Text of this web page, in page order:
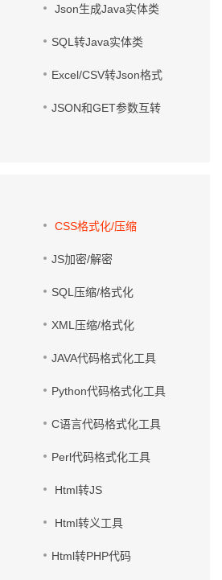
Json生成Java实体类
SQL转Java实体类
Excel/CSV转Json格式
JSON和GET参数互转
CSS格式化/压缩
JS加密/解密
SQL压缩/格式化
XML压缩/格式化
JAVA代码格式化工具
Python代码格式化工具
C语言代码格式化工具
Perl代码格式化工具
Html转JS
Html转义工具
Html转PHP代码